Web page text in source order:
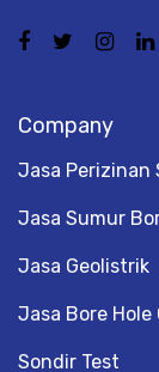
Company
Jasa Perizinan
Jasa Sumur
Jasa Geolistrik
Jasa Bore Hole
Sondir Test